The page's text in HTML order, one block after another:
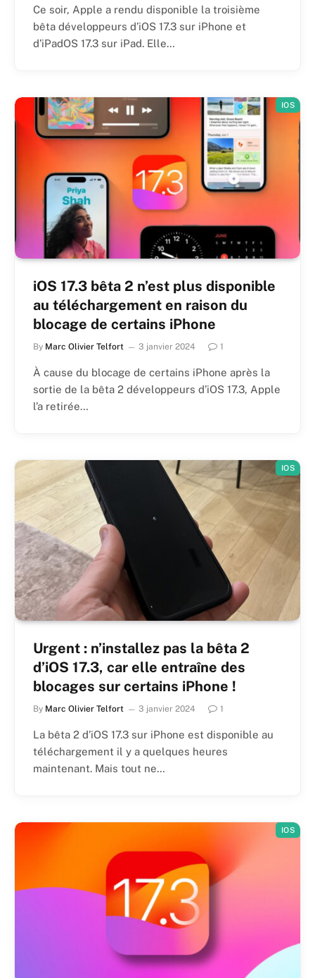
Ce soir, Apple a rendu disponible la troisième
bêta développeurs d’iOS 17.3 sur iPhone et
d’iPadOS 17.3 sur iPad. Elle…
IOS
iOS 17.3 bêta 2 n’est plus disponible
au téléchargement en raison du
blocage de certains iPhone
By Marc Olivier Telfort 3 janvier 2024 1
À cause du blocage de certains iPhone après la
sortie de la bêta 2 développeurs d’iOS 17.3, Apple
l’a retirée…
IOS
Urgent : n’installez pas la bêta 2
d’iOS 17.3, car elle entraîne des
blocages sur certains iPhone !
By Marc Olivier Telfort 3 janvier 2024 1
La bêta 2 d’iOS 17.3 sur iPhone est disponible au
téléchargement il y a quelques heures
maintenant. Mais tout ne…
IOS